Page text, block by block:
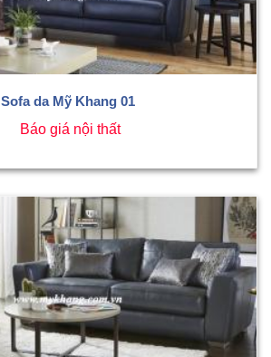
Sofa da Mỹ Khang 01
Báo giá nội thất